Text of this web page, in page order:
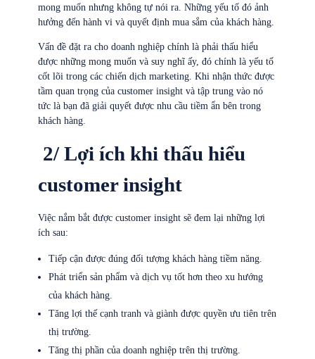
mong muốn nhưng không tự nói ra. Những yếu tố đó ảnh
hưởng đến hành vi và quyết định mua sắm của khách hàng.
Vấn đề đặt ra cho doanh nghiệp chính là phải thấu hiểu
được những mong muốn và suy nghĩ ấy, đó chính là yếu tố
cốt lõi trong các chiến dịch marketing. Khi nhận thức được
tầm quan trọng của customer insight và tập trung vào nó
tức là bạn đã giải quyết được nhu cầu tiềm ẩn bên trong
khách hàng.
2/ Lợi ích khi thấu hiểu
customer insight
Việc nắm bắt được customer insight sẽ đem lại những lợi
ích sau:
Tiếp cận được đúng đối tượng khách hàng tiềm năng.
Phát triển sản phẩm và dịch vụ tốt hơn theo xu hướng
của khách hàng.
Tăng lợi thế cạnh tranh và giành được quyền ưu tiên trên
thị trường.
Tăng thị phần của doanh nghiệp trên thị trường.